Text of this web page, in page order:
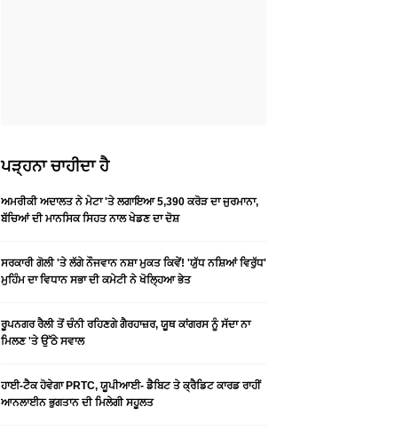
ਪੜ੍ਹਨਾ ਚਾਹੀਦਾ ਹੈ
ਅਮਰੀਕੀ ਅਦਾਲਤ ਨੇ ਮੇਟਾ 'ਤੇ ਲਗਾਇਆ 5,390 ਕਰੋੜ ਦਾ ਜੁਰਮਾਨਾ,
ਬੱਚਿਆਂ ਦੀ ਮਾਨਸਿਕ ਸਿਹਤ ਨਾਲ ਖੇਡਣ ਦਾ ਦੋਸ਼
ਸਰਕਾਰੀ ਗੋਲੀ 'ਤੇ ਲੱਗੇ ਨੌਜਵਾਨ ਨਸ਼ਾ ਮੁਕਤ ਕਿਵੇਂ! 'ਯੁੱਧ ਨਸ਼ਿਆਂ ਵਿਰੁੱਧ'
ਮੁਹਿੰਮ ਦਾ ਵਿਧਾਨ ਸਭਾ ਦੀ ਕਮੇਟੀ ਨੇ ਖੋਲ੍ਹਿਆ ਭੇਤ
ਰੂਪਨਗਰ ਰੈਲੀ ਤੋਂ ਚੰਨੀ ਰਹਿਣਗੇ ਗੈਰਹਾਜ਼ਰ, ਯੂਥ ਕਾਂਗਰਸ ਨੂੰ ਸੱਦਾ ਨਾ
ਮਿਲਣ 'ਤੇ ਉੱਠੇ ਸਵਾਲ
ਹਾਈ-ਟੈਕ ਹੋਵੇਗਾ PRTC, ਯੂਪੀਆਈ- ਡੈਬਿਟ ਤੇ ਕ੍ਰੈਡਿਟ ਕਾਰਡ ਰਾਹੀਂ
ਆਨਲਾਈਨ ਭੁਗਤਾਨ ਦੀ ਮਿਲੇਗੀ ਸਹੂਲਤ